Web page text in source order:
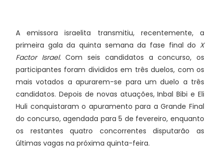
A emissora israelita transmitiu, recentemente, a
primeira gala da quinta semana da fase final do X
Factor Israel.Com seis candidatos a concurso, os
participantes foram divididos em três duelos, com os
mais votados a apurarem-se para um duelo a três
candidatos. Depois de novas atuações, Inbal Bibi e Eli
Huli conquistaram o apuramento para a Grande Final
do concurso, agendada para 5 de fevereiro, enquanto
os restantes quatro concorrentes disputarão as
últimas vagas na próxima quinta-feira.